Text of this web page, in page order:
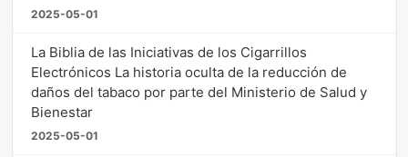
2025-05-01
La Biblia de las Iniciativas de los Cigarrillos
Electrónicos La historia oculta de la reducción de
daños del tabaco por parte del Ministerio de Salud y
Bienestar
2025-05-01